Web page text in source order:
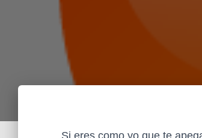
Si eres como yo que te